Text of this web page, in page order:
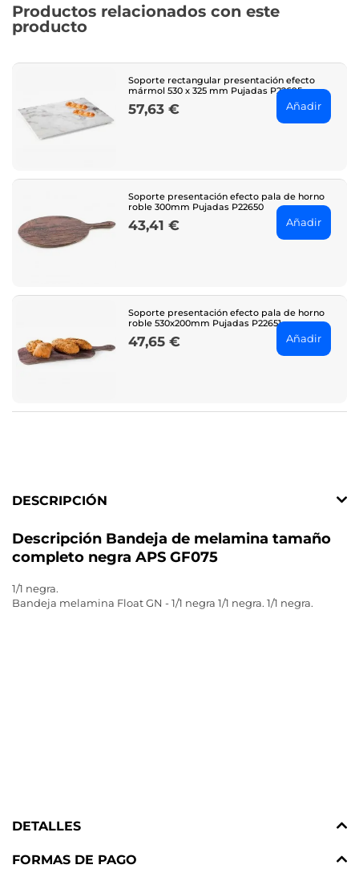
Productos relacionados con este
producto
Soporte rectangular presentación efecto
mármol 530 x 325 mm Pujadas P22695
Price
57,63 € Añadir
Soporte presentación efecto pala de horno
roble 300mm Pujadas P22650
Price
43,41 € Añadir
Soporte presentación efecto pala de horno
roble 530x200mm Pujadas P22651
Price
47,65 € Añadir
DESCRIPCIÓN
Descripción Bandeja de melamina tamaño
completo negra APS GF075
1/1 negra.
Bandeja melamina Float GN - 1/1 negra 1/1 negra. 1/1 negra.
DETALLES
FORMAS DE PAGO